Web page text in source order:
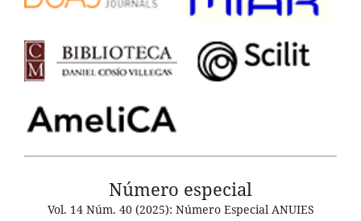
Número especial
Vol. 14 Núm. 40 (2025): Número Especial ANUIES